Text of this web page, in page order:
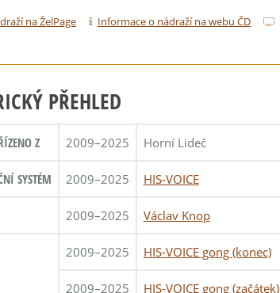
na ŽelPage Informace o nádraží na webu ČD
PŘEHLED
Z 2009–2025 Horní Lideč
SYSTÉM 2009–2025 HIS-VOICE
2009–2025 Václav Knop
2009–2025 HIS-VOICE gong (konec)
2009–2025 HIS-VOICE gong (začátek)